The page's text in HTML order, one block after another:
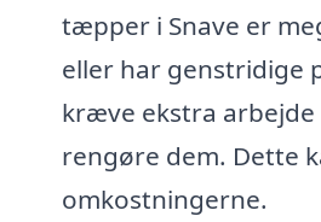
tæpper i Snave er
eller har genstridige
kræve ekstra
rengøre dem. Dette
omkostningerne.